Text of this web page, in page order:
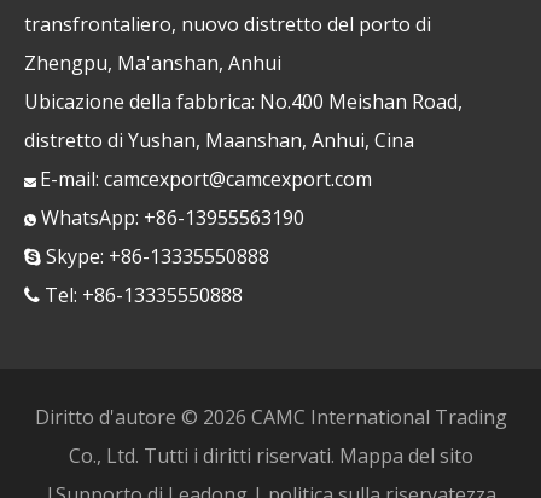
transfrontaliero, nuovo distretto del porto di
Zhengpu, Ma'anshan, Anhui
Ubicazione della fabbrica: No.400 Meishan Road,
distretto di Yushan, Maanshan, Anhui, Cina
 E-mail: camcexport@camcexport.com
 WhatsApp: +86-13955563190
 Skype: +86-13335550888
 Tel: +86-13335550888
Diritto d'autore © 2026 CAMC International Trading
Co., Ltd. Tutti i diritti riservati. Mappa del sito